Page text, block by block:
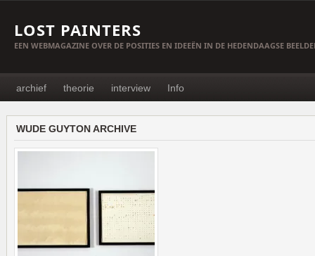
LOST PAINTERS
EEN WEBMAGAZINE OVER DE POSITIES EN IDEEËN IN DE HEDENDAAGSE
archief theorie interview Info
WUDE GUYTON ARCHIVE